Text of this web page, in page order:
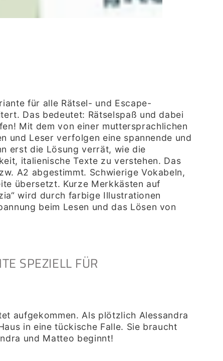
für alle Rätsel- und Escape-
Das bedeutet: Rätselspaß und dabei
Mit dem von einer muttersprachlichen
und Leser verfolgen eine spannende und
erst die Lösung verrät, wie die
italienische Texte zu verstehen. Das
A2 abgestimmt. Schwierige Vokabeln,
übersetzt. Kurze Merkkästen auf
wird durch farbige Illustrationen
beim Lesen und das Lösen von
SPEZIELL FÜR
aufgekommen. Als plötzlich Alessandra
in eine tückische Falle. Sie braucht
und Matteo beginnt!